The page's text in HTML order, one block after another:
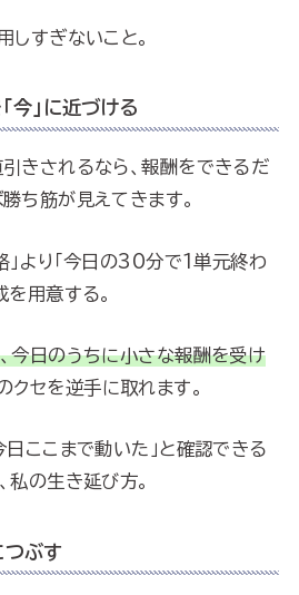
しすぎないこと。
今」に近づける
きされるなら、報酬をできるだ
ち筋が見えてきます。
」より「今日の30分で1単元終わ
を用意する。
今日のうちに小さな報酬を受け
クセを逆手に取れます。
日ここまで動いた」と確認できる
私の生き延び方。
ぶす